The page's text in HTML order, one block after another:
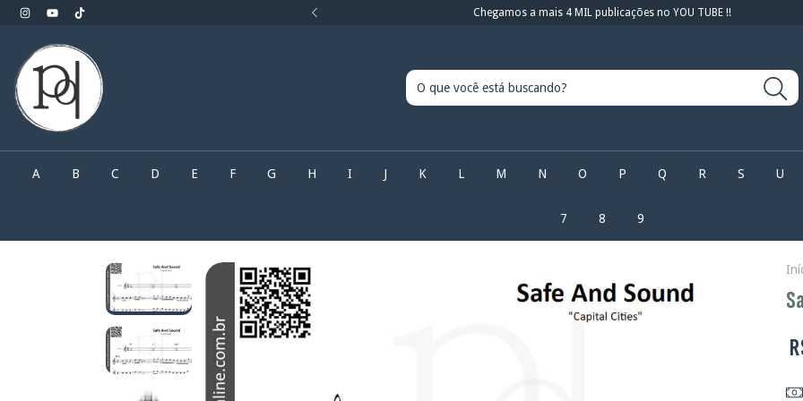
Faça o seu pedido pelo What'sApp Chegamos a mais 4 MIL publicações no YOU TUBE !!
A B C D E F G H I J K L M N O P Q R S U
7 8 9